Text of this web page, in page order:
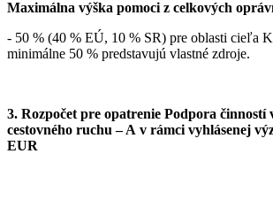
Maximálna výška pomoci z celkových
- 50 % (40 % EÚ, 10 % SR) pre oblasti cieľa
minimálne 50 % predstavujú vlastné zdroje.
3. Rozpočet pre opatrenie Podpora činností
cestovného ruchu – A v rámci vyhlásenej
EUR